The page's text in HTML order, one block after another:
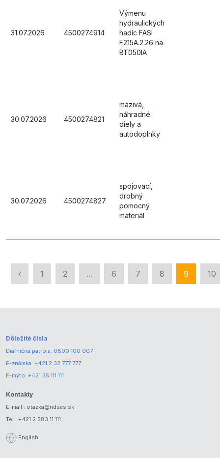
31.07.2026 4500274914
Výmenu
hydraulických
hadíc FASI
F215A.2.26 na
BT050IA
30.07.2026 4500274821
mazivá,
náhradné
diely a
autodoplnky
30.07.2026 4500274827
spojovací,
drobný
pomocný
materiál
‹ 1 2 ... 6 7 8 9 10
Dôležité čísla
Diaľničná patrola: 0800 100 007
E-známka: +421 2 32 777 777
E-mýto: +421 35 111 111
Kontakty
E-mail.: otazka@ndsas.sk
Tel.: +421 2 583 11 111
English